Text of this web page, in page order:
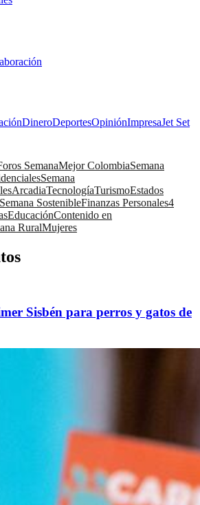
DineroDeportesOpiniónImpresaJet Set
SemanaMejor ColombiaSemana
Semana
ArcadiaTecnologíaTurismoEstados
Semana SostenibleFinanzas Personales4
EducaciónContenido en
RuralMujeres
Sisbén para perros y gatos de